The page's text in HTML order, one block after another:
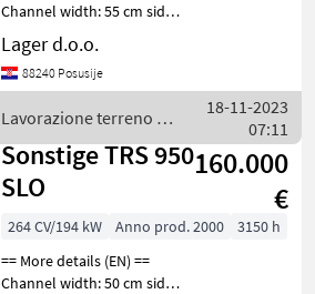
Channel width: 55 cm side
shiftt of the sword follows
the caterpillar rear loading
solution the possibility of
Lager d.o.o.
88240 Posusije
Lavorazione terreno /
Sonstige
18-11-2023
07:11
Sonstige TRS 950
SLO
160.000
€
264 CV/194 kW Anno prod. 2000
3150 h
== More details (EN) ==
Channel width: 50 cm side